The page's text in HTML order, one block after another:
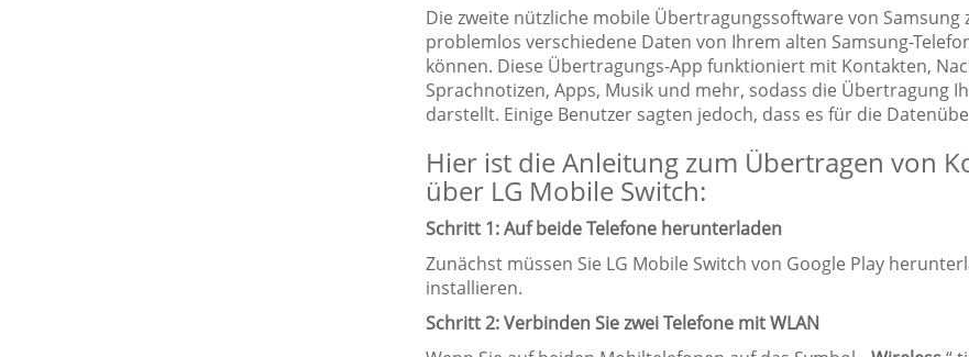
Die zweite nützliche mobile Übertragungssoftware von Samsung
problemlos verschiedene Daten von Ihrem alten Samsung-
können. Diese Übertragungs-App funktioniert mit Kontakten,
Sprachnotizen, Apps, Musik und mehr, sodass die Übertragung
darstellt. Einige Benutzer sagten jedoch, dass es für die
Hier ist die Anleitung zum Übertragen von
über LG Mobile Switch:
Schritt 1: Auf beide Telefone herunterladen
Zunächst müssen Sie LG Mobile Switch von Google Play
installieren.
Schritt 2: Verbinden Sie zwei Telefone mit WLAN